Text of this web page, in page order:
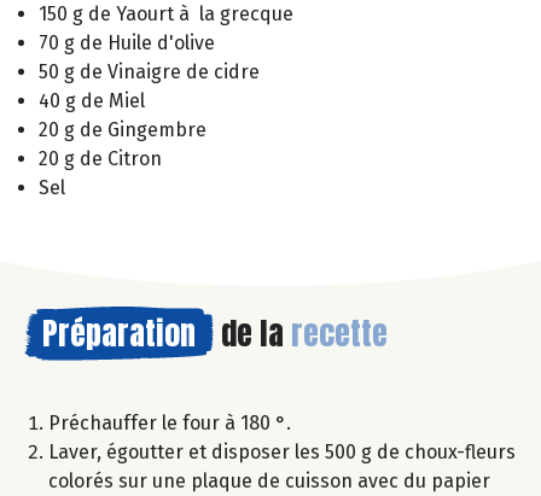
150 g de Yaourt à la grecque
70 g de Huile d'olive
50 g de Vinaigre de cidre
40 g de Miel
20 g de Gingembre
20 g de Citron
Sel
Préparation de la recette
Préchauffer le four à 180 °.
Laver, égoutter et disposer les 500 g de choux-fleurs
colorés sur une plaque de cuisson avec du papier